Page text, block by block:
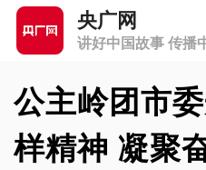
央广网
讲好中国故事 传播
公主岭团市
样精神 凝聚